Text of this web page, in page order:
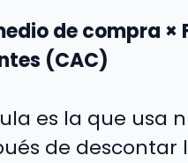
de compra
(CAC)
es la que usa
de descontar